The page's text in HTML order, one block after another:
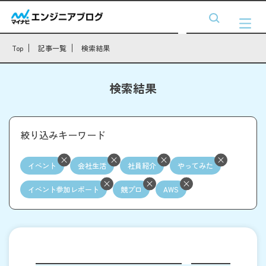
Top 記事一覧 検索結果
検索結果
絞り込みキーワード
イベント 会社生活 社員紹介 やってみた
イベント参加レポート 競プロ AWS